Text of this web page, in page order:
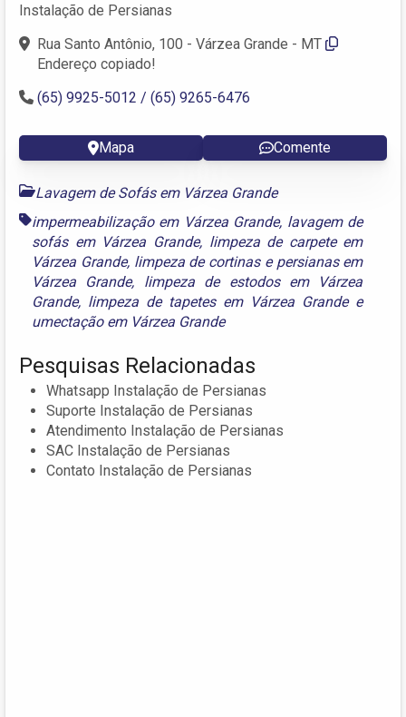
Instalação de Persianas
Rua Santo Antônio, 100 - Várzea Grande - MT
Endereço copiado!
(65) 9925-5012 / (65) 9265-6476
Mapa Comente
Lavagem de Sofás em Várzea Grande
impermeabilização em Várzea Grande, lavagem de
sofás em Várzea Grande, limpeza de carpete em
Várzea Grande, limpeza de cortinas e persianas em
Várzea Grande, limpeza de estodos em Várzea
Grande, limpeza de tapetes em Várzea Grandee
umectação em Várzea Grande
Pesquisas Relacionadas
Whatsapp Instalação de Persianas
Suporte Instalação de Persianas
Atendimento Instalação de Persianas
SAC Instalação de Persianas
Contato Instalação de Persianas